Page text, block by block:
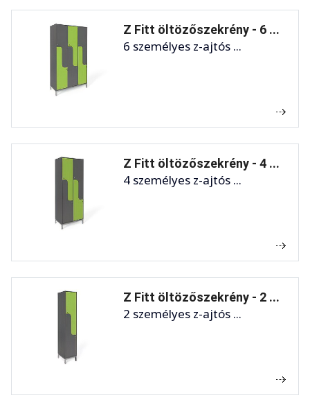
Z Fitt öltözőszekrény - 6 ...
6 személyes z-ajtós ...
Z Fitt öltözőszekrény - 4 ...
4 személyes z-ajtós ...
Z Fitt öltözőszekrény - 2 ...
2 személyes z-ajtós ...